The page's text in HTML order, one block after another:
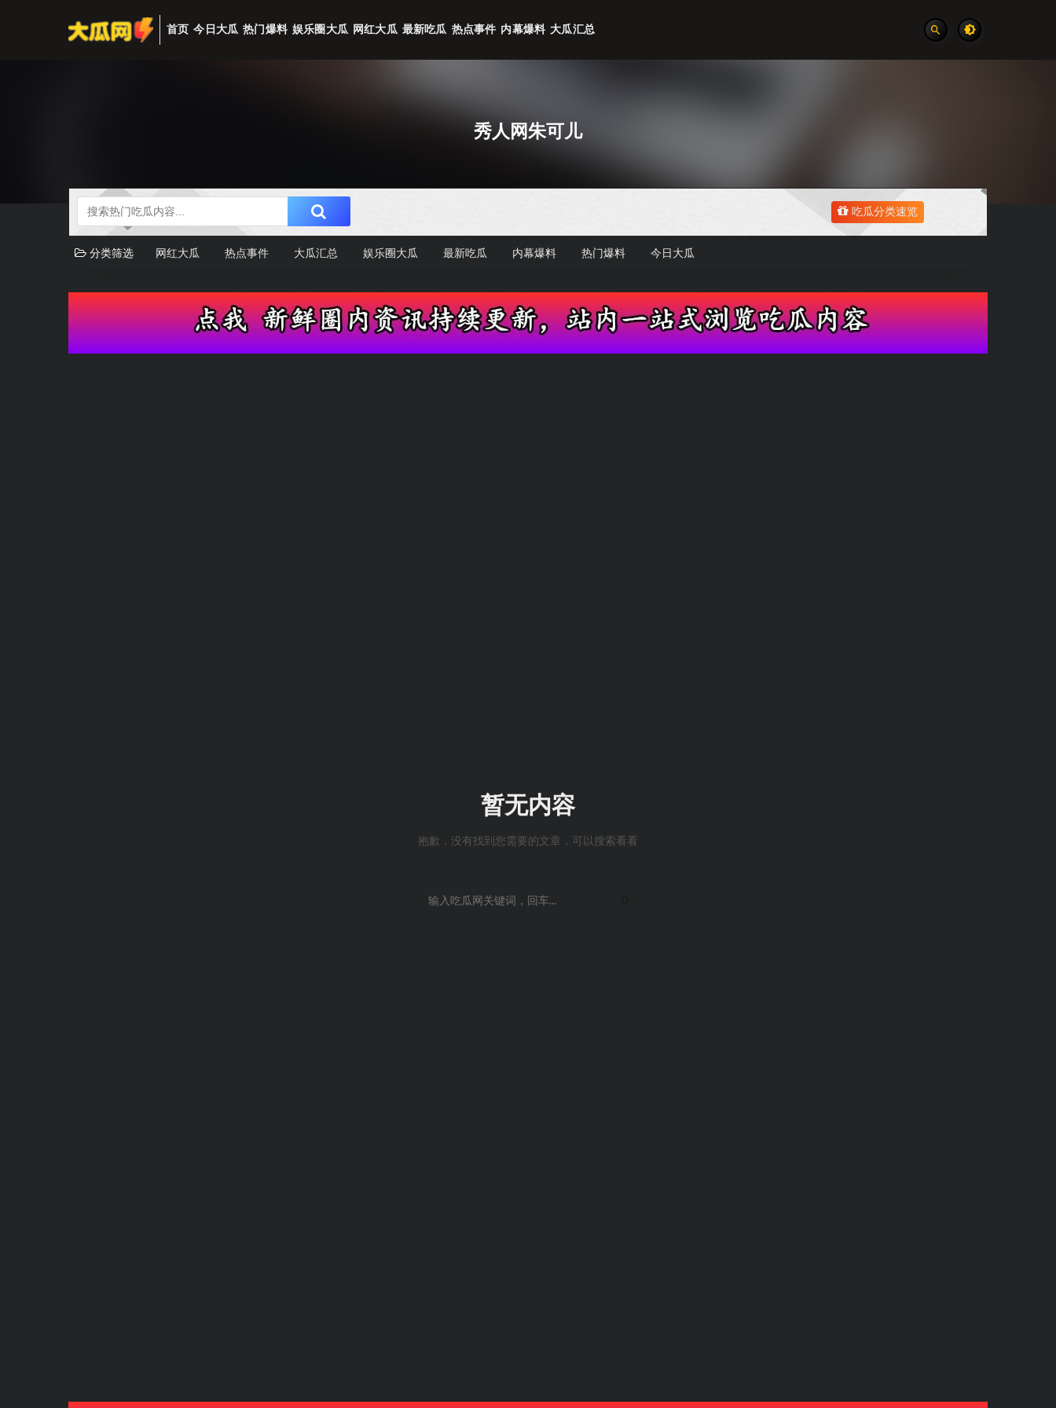
首页 今日大瓜 热门爆料 娱乐圈大瓜 网红大瓜 最新吃瓜 热点事件 内幕爆料 大瓜汇总
秀人网朱可儿
吃瓜分类速览
分类筛选 网红大瓜 热点事件 大瓜汇总 娱乐圈大瓜 最新吃瓜 内幕爆料 热门爆料 今日大瓜
暂无内容
抱歉，没有找到您需要的文章，可以搜索看看